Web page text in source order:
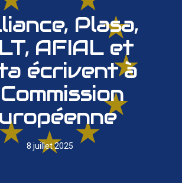
Plasa,
AFIAL et
écrivent à
8 juillet 2025